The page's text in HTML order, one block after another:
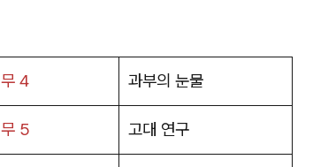
4 과부의 눈물
5 고대 연구